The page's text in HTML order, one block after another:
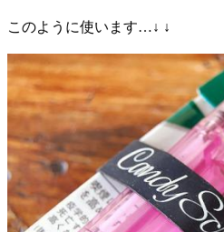
このように使います…↓ ↓